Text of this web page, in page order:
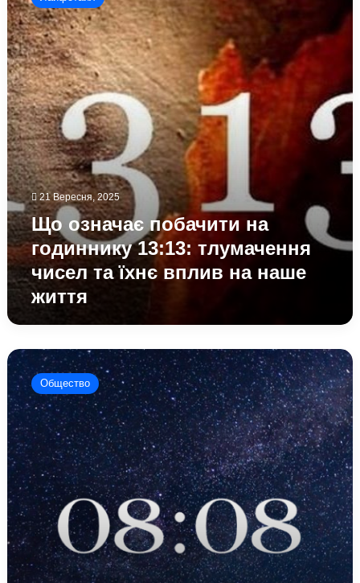
побачити
на
годиннику
13:13:
тлумачення
чисел
та
їхнє
вплив
на
наше
життя
21 Вересня, 2025
Що означає побачити на
годиннику 13:13: тлумачення
чисел та їхнє вплив на наше
життя
Співпадіння
чисел
на
годинах:
значення
комбінації
08:08
Общество